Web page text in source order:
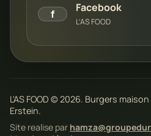
f Facebook
L’AS FOOD
L'AS FOOD © 2026. Burgers
Erstein.
Site realise par